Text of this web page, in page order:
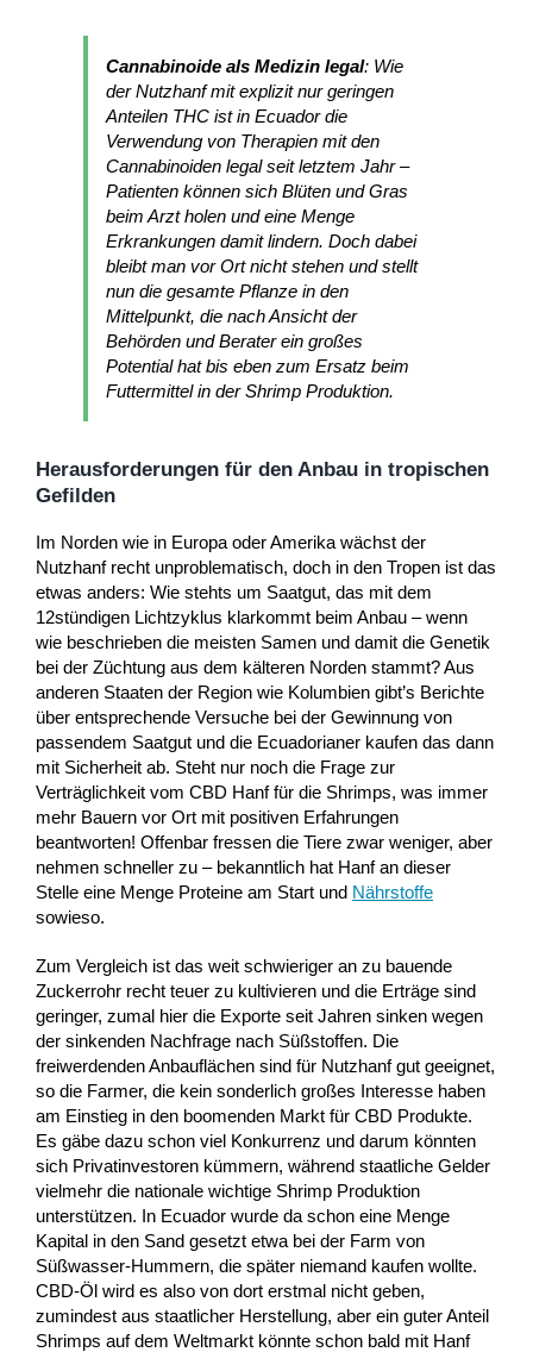
Cannabinoide als Medizin legal: Wie
der Nutzhanf mit explizit nur geringen
Anteilen THC ist in Ecuador die
Verwendung von Therapien mit den
Cannabinoiden legal seit letztem Jahr –
Patienten können sich Blüten und Gras
beim Arzt holen und eine Menge
Erkrankungen damit lindern. Doch dabei
bleibt man vor Ort nicht stehen und stellt
nun die gesamte Pflanze in den
Mittelpunkt, die nach Ansicht der
Behörden und Berater ein großes
Potential hat bis eben zum Ersatz beim
Futtermittel in der Shrimp Produktion.
Herausforderungen für den Anbau in tropischen
Gefilden
Im Norden wie in Europa oder Amerika wächst der
Nutzhanf recht unproblematisch, doch in den Tropen ist das
etwas anders: Wie stehts um Saatgut, das mit dem
12stündigen Lichtzyklus klarkommt beim Anbau – wenn
wie beschrieben die meisten Samen und damit die Genetik
bei der Züchtung aus dem kälteren Norden stammt? Aus
anderen Staaten der Region wie Kolumbien gibt’s Berichte
über entsprechende Versuche bei der Gewinnung von
passendem Saatgut und die Ecuadorianer kaufen das dann
mit Sicherheit ab. Steht nur noch die Frage zur
Verträglichkeit vom CBD Hanf für die Shrimps, was immer
mehr Bauern vor Ort mit positiven Erfahrungen
beantworten! Offenbar fressen die Tiere zwar weniger, aber
nehmen schneller zu – bekanntlich hat Hanf an dieser
Stelle eine Menge Proteine am Start und Nährstoffe
sowieso.
Zum Vergleich ist das weit schwieriger an zu bauende
Zuckerrohr recht teuer zu kultivieren und die Erträge sind
geringer, zumal hier die Exporte seit Jahren sinken wegen
der sinkenden Nachfrage nach Süßstoffen. Die
freiwerdenden Anbauflächen sind für Nutzhanf gut geeignet,
so die Farmer, die kein sonderlich großes Interesse haben
am Einstieg in den boomenden Markt für CBD Produkte.
Es gäbe dazu schon viel Konkurrenz und darum könnten
sich Privatinvestoren kümmern, während staatliche Gelder
vielmehr die nationale wichtige Shrimp Produktion
unterstützen. In Ecuador wurde da schon eine Menge
Kapital in den Sand gesetzt etwa bei der Farm von
Süßwasser-Hummern, die später niemand kaufen wollte.
CBD-Öl wird es also von dort erstmal nicht geben,
zumindest aus staatlicher Herstellung, aber ein guter Anteil
Shrimps auf dem Weltmarkt könnte schon bald mit Hanf